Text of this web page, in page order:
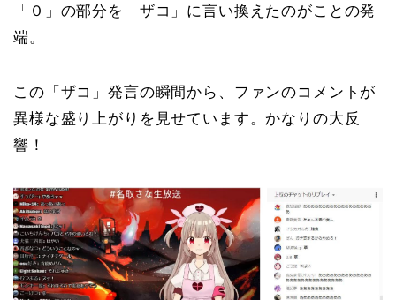
「０」の部分を「ザコ」に言い換えたのがことの発
端。
この「ザコ」発言の瞬間から、ファンのコメントが
異様な盛り上がりを見せています。かなりの大反
響！